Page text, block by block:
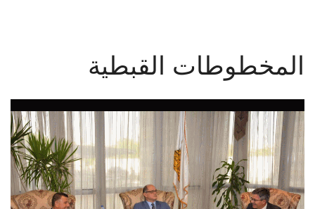
الأنظمة الذكية
الإعلام
تواصل معنا
المخطوطات القبطية